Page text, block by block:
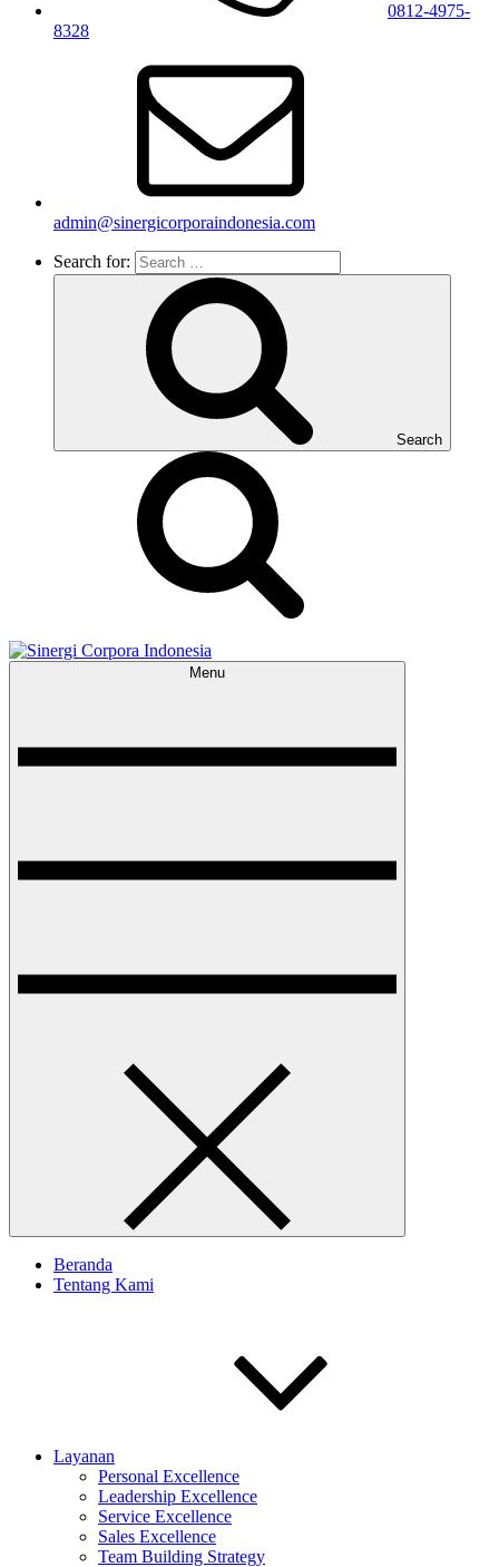
0812-4975-
8328
admin@sinergicorporaindonesia.com
Search for:
Search
Menu
Beranda
Tentang Kami
Layanan
Personal Excellence
Leadership Excellence
Service Excellence
Sales Excellence
Team Building Strategy